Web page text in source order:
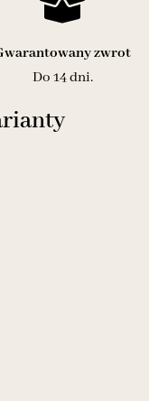
zwrot
Do 14 dni.